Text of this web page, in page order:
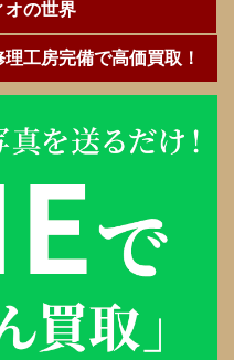
オの世界
工房完備で高価買取！